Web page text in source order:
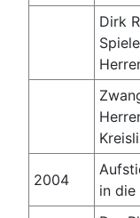
Dirk
2004
in die